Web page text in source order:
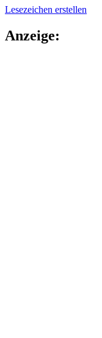
Lesezeichen erstellen
Anzeige: